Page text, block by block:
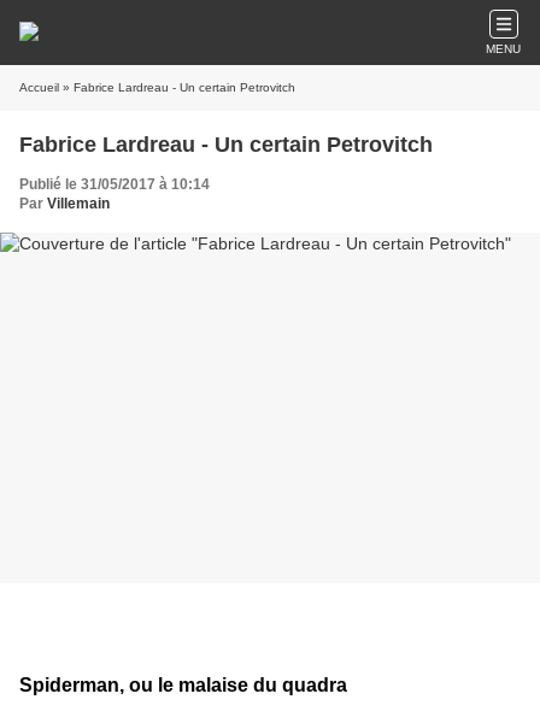
MENU
Accueil » Fabrice Lardreau - Un certain Petrovitch
Fabrice Lardreau - Un certain Petrovitch
Publié le 31/05/2017 à 10:14
Par Villemain
Spiderman, ou le malaise du quadra